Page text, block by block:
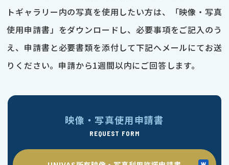
トギャラリー内の写真を使用したい方は、「映像・写真
使用申請書」をダウンロードし、必要事項をご記入のう
え、申請書と必要書類を添付して下記へメールにてお送
りください。申請から1週間以内にご回答します。
映像・写真使用申請書
REQUEST FORM